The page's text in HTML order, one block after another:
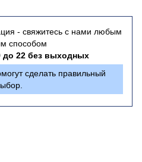
- свяжитесь с нами любым
способом
22 без выходных
сделать правильный